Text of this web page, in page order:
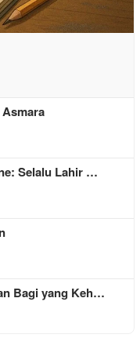
Selalu Lahir …
Bagi yang Keh…